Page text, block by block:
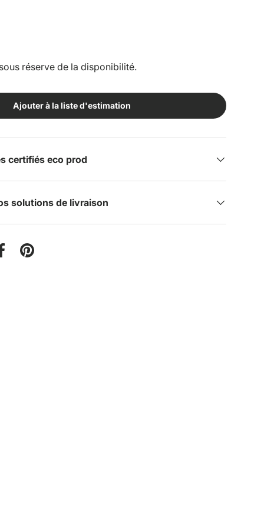
réserve de la disponibilité.
Ajouter à la liste d'estimation
certifiés eco prod
solutions de livraison
sur Twitter
Partager sur Facebook
Épingler sur Pinterest